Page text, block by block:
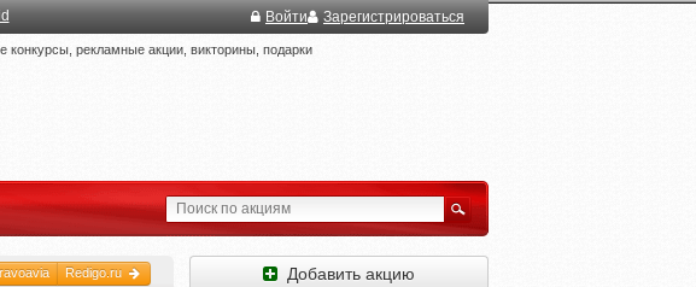
Войти Зарегистрироваться
рекламные акции, викторины, подарки
Redigo.ru Добавить акцию